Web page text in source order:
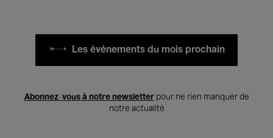
Les événements du mois prochain
Abonnez-vous à notre newsletterpour ne rien manquer de
notre actualité